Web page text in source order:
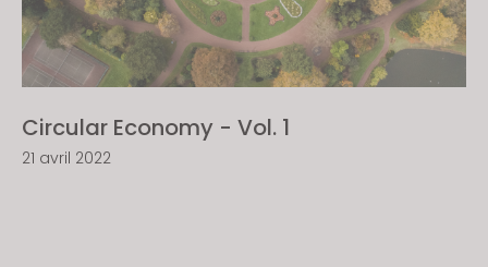
Circular Economy - Vol. 1
21 avril 2022
Targeting
If you reject all, some features might not function